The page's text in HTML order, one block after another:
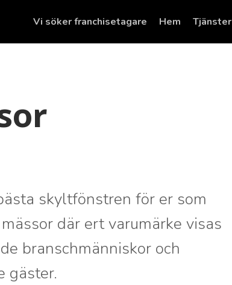
Vi söker franchisetagare Hem Tjänster
skyltfönstren för er som
där ert varumärke visas
branschmänniskor och
gäster.